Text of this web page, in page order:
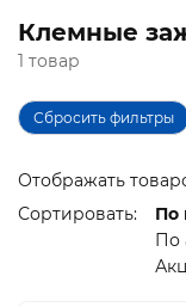
Клемные
1 товар
Сбросить фильтры
Отображать
Сортировать:
По
По